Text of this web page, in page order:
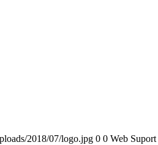
2018/07/logo.jpg 0 0 Web Suport